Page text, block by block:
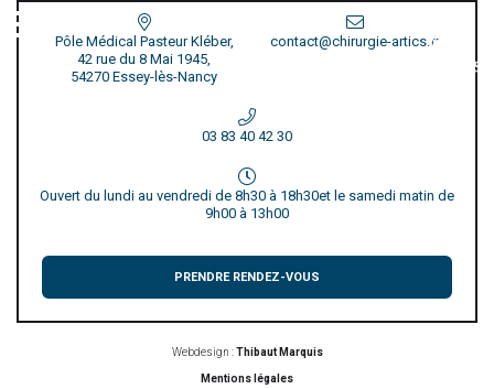
Pôle Médical Pasteur Kléber,
42 rue du 8 Mai 1945,
54270 Essey-lès-Nancy
contact@chirurgie-artics.fr
03 83 40 42 30
Ouvert du lundi au vendredi de 8h30 à 18h30et le samedi matin de
9h00 à 13h00
PRENDRE RENDEZ-VOUS
Webdesign :Thibaut Marquis
Mentions légales